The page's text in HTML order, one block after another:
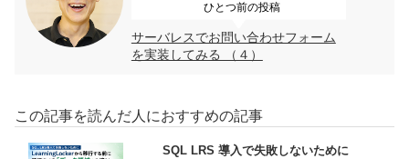
ひとつ前の投稿
サーバレスでお問い合わせフォーム
を実装してみる （４）
この記事を読んだ人におすすめの記事
SQL LRS 導入で失敗しないために